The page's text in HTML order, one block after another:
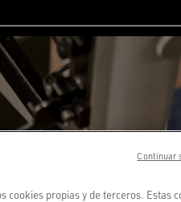
cookies propias y de terceros. Estas
Continuar